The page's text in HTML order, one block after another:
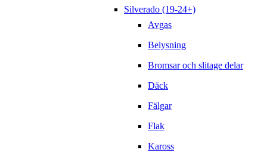
Silverado (19-24+)
Avgas
Belysning
Bromsar och slitage delar
Däck
Fälgar
Flak
Kaross